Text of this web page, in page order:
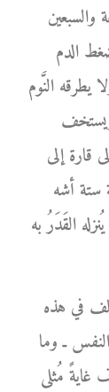
الدم
يطرقه النَّوم
قارة إلى
ستة أشه
القَدَرُ به
في هذه
ـ وما
غايةً مُثلى